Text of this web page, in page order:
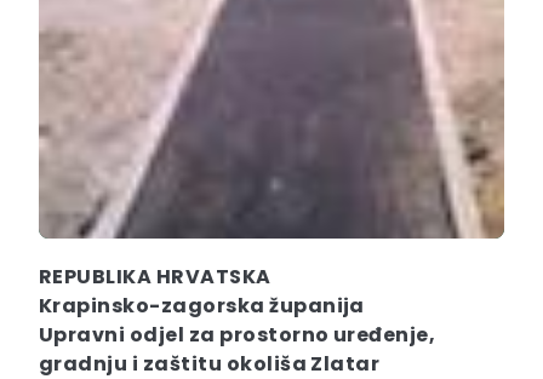
REPUBLIKA HRVATSKA
Krapinsko-zagorska županija
Upravni odjel za prostorno uređenje,
gradnju i zaštitu okoliša Zlatar